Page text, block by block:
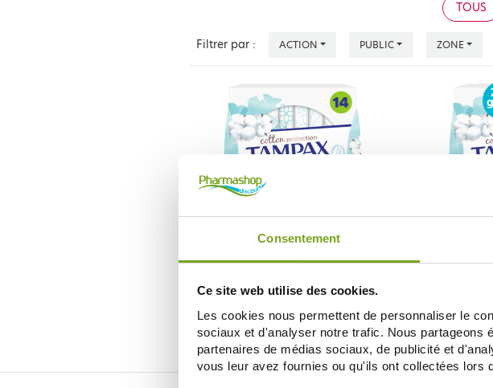
Consentement
Ce site web utilise des cookies.
Les cookies nous permettent de personnaliser le
sociaux et d'analyser notre trafic. Nous partageons
partenaires de médias sociaux, de publicité et
vous leur avez fournies ou qu'ils ont collectées lors
TOUS
Filtrer par : ACTION PUBLIC ZONE
TAMPAX
TAMPAX COMPAK SUPER COTTON
6,90 €
AJOUTER AU PANIER
TAMPAX